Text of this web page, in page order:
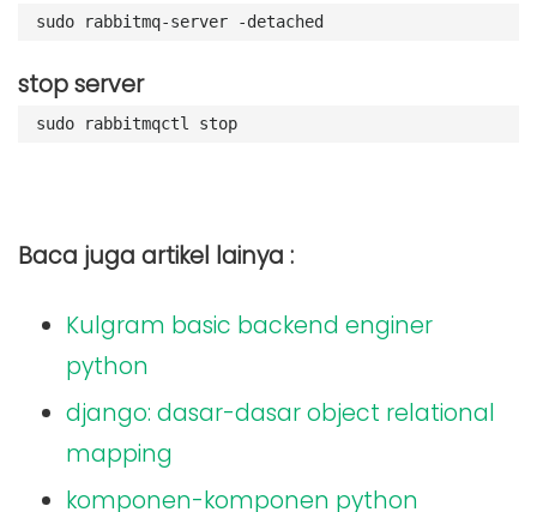
sudo rabbitmq-server -detached
stop server
sudo rabbitmqctl stop
Baca juga artikel lainya :
Kulgram basic backend enginer
python
django: dasar-dasar object relational
mapping
komponen-komponen python